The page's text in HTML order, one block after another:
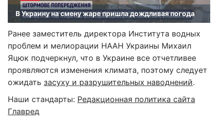
В Украину на смену жаре пришла дождливая погода
Ранее заместитель директора Института водных
проблем и мелиорации НААН Украины Михаил
Яцюк подчеркнул, что в Украине все отчетливее
проявляются изменения климата, поэтому следует
ожидать засуху и разрушительных наводнений.
Наши стандарты: Редакционная политика сайта
Главред